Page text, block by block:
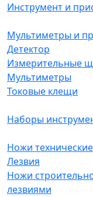
Инструмент и
Мультиметры и
Детектор
Измерительные
Мультиметры
Токовые клещи
Наборы
Ножи технические
Лезвия
Ножи
лезвиями